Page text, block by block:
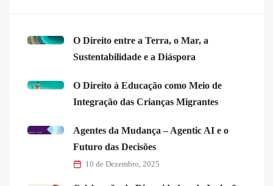
O Direito entre a Terra, o Mar, a
Sustentabilidade e a Diáspora
O Direito à Educação como Meio de
Integração das Crianças Migrantes
Agentes da Mudança – Agentic AI e o
Futuro das Decisões
10 de Dezembro, 2025